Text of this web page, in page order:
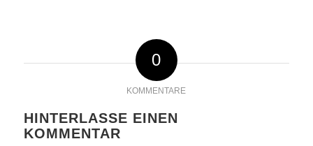
0
KOMMENTARE
HINTERLASSE EINEN
KOMMENTAR